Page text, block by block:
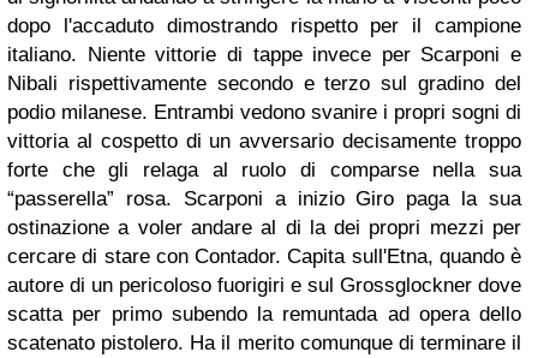
dopo l'accaduto dimostrando rispetto per il campione
italiano. Niente vittorie di tappe invece per Scarponi e
Nibali rispettivamente secondo e terzo sul gradino del
podio milanese. Entrambi vedono svanire i propri sogni di
vittoria al cospetto di un avversario decisamente troppo
forte che gli relaga al ruolo di comparse nella sua
“passerella” rosa. Scarponi a inizio Giro paga la sua
ostinazione a voler andare al di la dei propri mezzi per
cercare di stare con Contador. Capita sull'Etna, quando è
autore di un pericoloso fuorigiri e sul Grossglockner dove
scatta per primo subendo la remuntada ad opera dello
scatenato pistolero. Ha il merito comunque di terminare il